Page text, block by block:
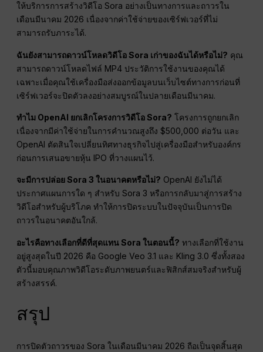
ให้บริการการสร้างวิดีโอ Sora อย่างเป็นทางการและถาวรใน
เดือนมีนาคม 2026 เนื่องจากค่าใช้จ่ายของเซิร์ฟเวอร์ที่ไม่
สามารถรับภาระได้.
ฉันยังสามารถดาวน์โหลดวิดีโอ Sora เก่าของฉันได้หรือไม่? คุณ
สามารถดาวน์โหลดไฟล์ MP4 ประวัติการใช้งานของคุณได้
เฉพาะเมื่อคุณใช้เครื่องมือส่งออกข้อมูลบนเว็บไซต์ทางการก่อนที่
เซิร์ฟเวอร์จะปิดตัวลงอย่างสมบูรณ์ในปลายเดือนมีนาคม.
ทำไม OpenAI ยกเลิกโครงการวิดีโอ Sora? โครงการถูกยกเลิก
เนื่องจากมีค่าใช้จ่ายในการคำนวณสูงถึง $500,000 ต่อวัน และ
OpenAI ตัดสินใจเปลี่ยนทิศทางธุรกิจไปสู่เครื่องมือสำหรับองค์กร
ก่อนการเสนอขายหุ้น IPO ที่วางแผนไว้.
จะมีการปล่อย Sora 3 ในอนาคตหรือไม่? OpenAI ยังไม่ได้
ประกาศแผนการใด ๆ สำหรับ Sora 3 หรือการกลับมาสู่การสร้าง
วิดีโอสำหรับผู้บริโภค ทำให้การปิดระบบในปัจจุบันเป็นการปิด
ถาวรในอนาคตอันใกล้.
อะไรคือทางเลือกที่ดีที่สุดแทน Sora ในตอนนี้? ทางเลือกที่ใช้งาน
อยู่สูงสุดในปี 2026 คือ Google Veo 3.1 และ Kling 3.0 ซึ่งทั้งสอง
ตัวนี้มอบคุณภาพวิดีโอระดับภาพยนตร์และฟิสิกส์สมจริงสำหรับผู้
สร้างสรรค์.
สรุป
การปิดตัวถาวรของ Sora ในเดือนมีนาคม 2026 ถือเป็นจุดสิ้นสุด